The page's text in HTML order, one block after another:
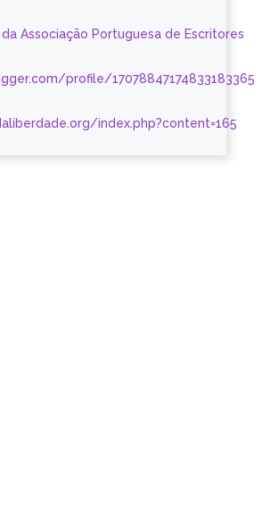
da Associação Portuguesa de Escritores
profile/17078847174833183365
index.php?content=165